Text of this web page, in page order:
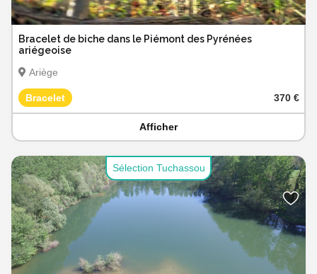
Bracelet de biche dans le Piémont des Pyrénées
ariégeoise
Ariège
Bracelet 370 €
Afficher
Sélection Tuchassou